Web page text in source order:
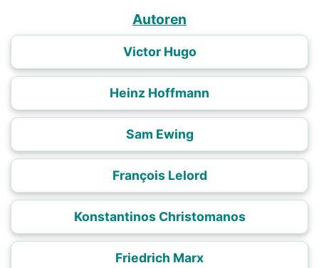
Autoren
Victor Hugo
Heinz Hoffmann
Sam Ewing
François Lelord
Konstantinos Christomanos
Friedrich Marx